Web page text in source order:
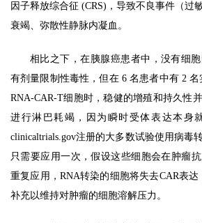
转
化
会
展
活
动
关
因子释放综合征 (CRS)，导致不良事件（过
衰竭、弥散性静脉内凝血。
相比之下，在胰腺癌患者中，没有细
有剂量限制性毒性，但在 6 名患者中有 2
RNA-CAR-T细胞时，稳健的增殖和持久性
进行淋巴耗竭，因为瞬时受体表达本身
clinicaltrials.gov注册的大多数试验使用病毒
只需要应用一次，假设这些细胞会在肿瘤
重复应用，RNA转染的细胞将失去CAR表
补充以维持对肿瘤的细胞溶解压力。